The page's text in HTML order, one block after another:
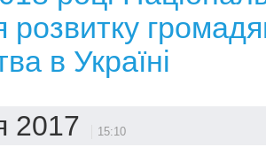
розвитку
в Україні
2017 15:10